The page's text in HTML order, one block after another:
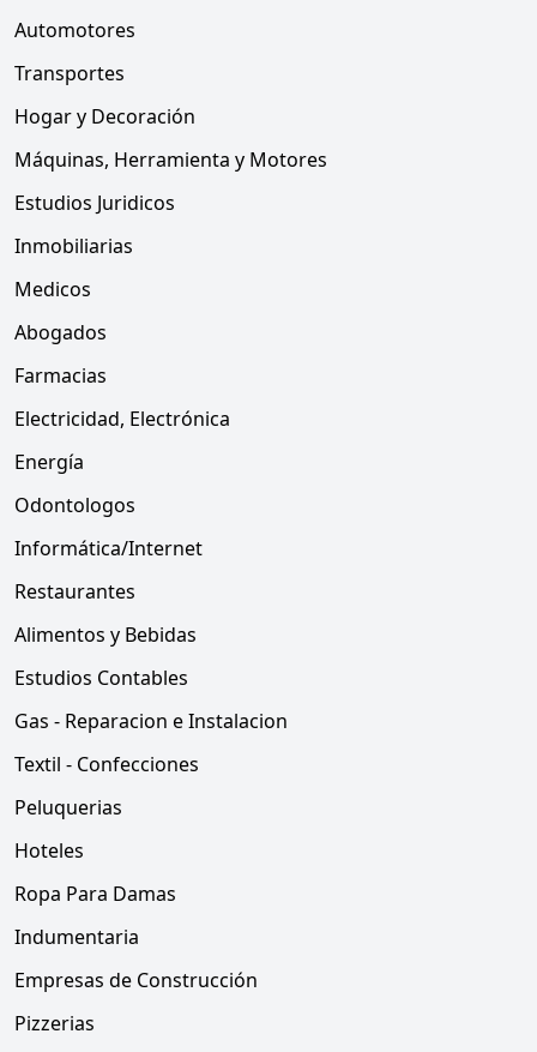
Automotores
Transportes
Hogar y Decoración
Máquinas, Herramienta y Motores
Estudios Juridicos
Inmobiliarias
Medicos
Abogados
Farmacias
Electricidad, Electrónica
Energía
Odontologos
Informática/Internet
Restaurantes
Alimentos y Bebidas
Estudios Contables
Gas - Reparacion e Instalacion
Textil - Confecciones
Peluquerias
Hoteles
Ropa Para Damas
Indumentaria
Empresas de Construcción
Pizzerias